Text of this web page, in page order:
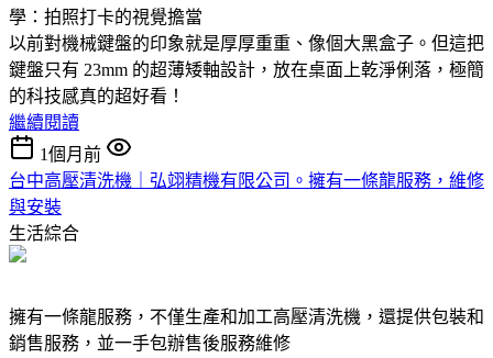
學：拍照打卡的視覺擔當
以前對機械鍵盤的印象就是厚厚重重、像個大黑盒子。但這把
鍵盤只有 23mm 的超薄矮軸設計，放在桌面上乾淨俐落，極簡
的科技感真的超好看！
繼續閱讀
1個月前
台中高壓清洗機｜弘翊精機有限公司。擁有一條龍服務，維修
與安裝
生活綜合
擁有一條龍服務，不僅生產和加工高壓清洗機，還提供包裝和
銷售服務，並一手包辦售後服務維修